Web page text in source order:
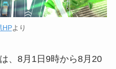
HPより
、8月1日9時から8月20